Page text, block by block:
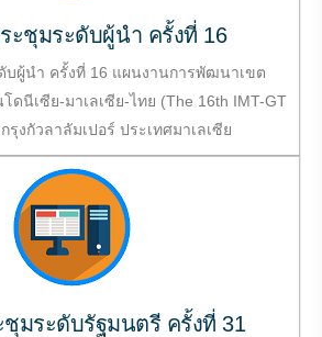
ะชุมระดับผู้นำ ครั้งที่ 16
บผู้นำ ครั้งที่ 16 แผนงานการพัฒนาเขต
ดนีเซีย-มาเลเซีย-ไทย (The 16th IMT-GT
รุงกัวลาลัมเปอร์ ประเทศมาเลเซีย
ชุมระดับรัฐมนตรี ครั้งที่ 31